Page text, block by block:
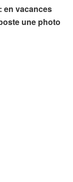
en vacances
une photo